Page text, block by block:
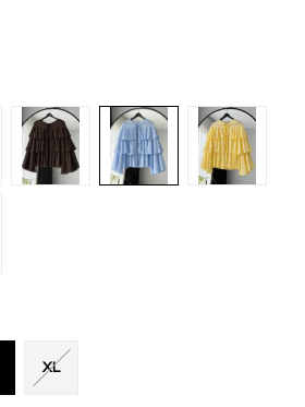
XL